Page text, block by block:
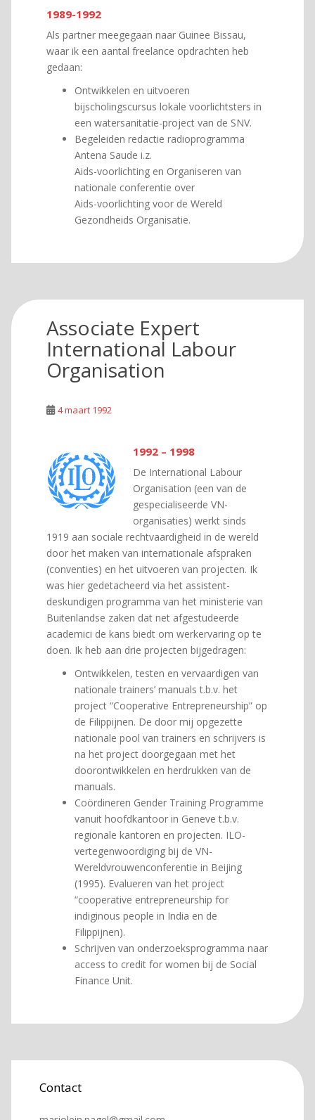
1989-1992
Als partner meegegaan naar Guinee Bissau,
waar ik een aantal freelance opdrachten heb
gedaan:
Ontwikkelen en uitvoeren
bijscholingscursus lokale voorlichtsters in
een watersanitatie-project van de SNV.
Begeleiden redactie radioprogramma
Antena Saude i.z.
Aids-voorlichting en Organiseren van
nationale conferentie over
Aids-voorlichting voor de Wereld
Gezondheids Organisatie.
Associate Expert
International Labour
Organisation
4 maart 1992
1992 – 1998
De International Labour
Organisation (een van de
gespecialiseerde VN-
organisaties) werkt sinds
1919 aan sociale rechtvaardigheid in de wereld
door het maken van internationale afspraken
(conventies) en het uitvoeren van projecten. Ik
was hier gedetacheerd via het assistent-
deskundigen programma van het ministerie van
Buitenlandse zaken dat net afgestudeerde
academici de kans biedt om werkervaring op te
doen. Ik heb aan drie projecten bijgedragen:
Ontwikkelen, testen en vervaardigen van
nationale trainers’ manuals t.b.v. het
project “Cooperative Entrepreneurship” op
de Filippijnen. De door mij opgezette
nationale pool van trainers en schrijvers is
na het project doorgegaan met het
doorontwikkelen en herdrukken van de
manuals.
Coördineren Gender Training Programme
vanuit hoofdkantoor in Geneve t.b.v.
regionale kantoren en projecten. ILO-
vertegenwoordiging bij de VN-
Wereldvrouwenconferentie in Beijing
(1995). Evalueren van het project
“cooperative entrepreneurship for
indiginous people in India en de
Filippijnen).
Schrijven van onderzoeksprogramma naar
access to credit for women bij de Social
Finance Unit.
Contact